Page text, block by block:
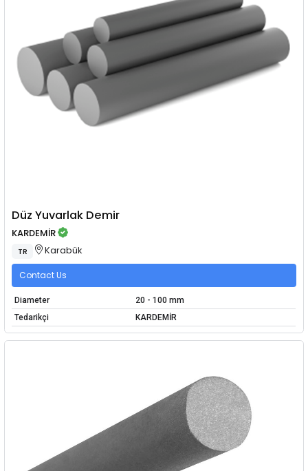
Düz Yuvarlak Demir
KARDEMİR
TR Karabük
Contact Us
Diameter
20 - 100 mm
Tedarikçi
KARDEMİR